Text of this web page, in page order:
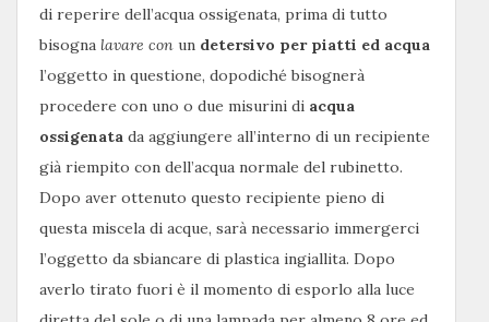
di reperire dell’acqua ossigenata, prima di tutto
bisogna lavare con un detersivo per piatti ed acqua
l’oggetto in questione, dopodiché bisognerà
procedere con uno o due misurini di acqua
ossigenata da aggiungere all’interno di un recipiente
già riempito con dell’acqua normale del rubinetto.
Dopo aver ottenuto questo recipiente pieno di
questa miscela di acque, sarà necessario immergerci
l’oggetto da sbiancare di plastica ingiallita. Dopo
averlo tirato fuori è il momento di esporlo alla luce